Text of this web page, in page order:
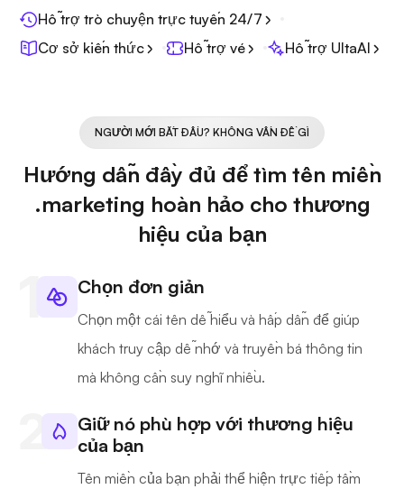
Hỗ trợ trò chuyện trực tuyến 24/7
Cơ sở kiến thức
Hỗ trợ vé Hỗ trợ UltaAI
NGƯỜI MỚI BẮT ĐẦU? KHÔNG VẤN ĐỀ GÌ
Hướng dẫn đầy đủ để tìm tên miền
.marketing hoàn hảo cho thương
hiệu của bạn
Chọn đơn giản
Chọn một cái tên dễ hiểu và hấp dẫn để giúp
khách truy cập dễ nhớ và truyền bá thông tin
mà không cần suy nghĩ nhiều.
Giữ nó phù hợp với thương hiệu
của bạn
Tên miền của bạn phải thể hiện trực tiếp tầm